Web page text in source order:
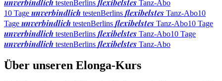
unverbindlich testenBerlins flexibelstes Tanz-Abo
10 Tage unverbindlich testenBerlins flexibelstes Tanz-Abo10
Tage unverbindlich testenBerlins flexibelstes Tanz-Abo10 Tage
unverbindlich testenBerlins flexibelstes Tanz-Abo10 Tage
unverbindlich testenBerlins flexibelstes Tanz-Abo
Über unseren Elonga-Kurs